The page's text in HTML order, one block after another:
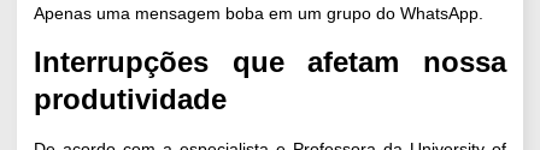
Apenas uma mensagem boba em um grupo do WhatsApp.
Interrupções que afetam nossa
produtividade